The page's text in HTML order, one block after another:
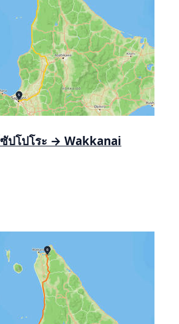
ปโปโระ → Wakkanai